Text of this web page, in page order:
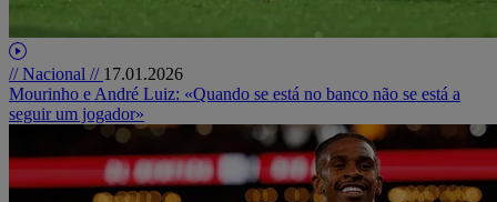
// Nacional // 17.01.2026
Mourinho e André Luiz: «Quando se está no banco não se está a
seguir um jogador»